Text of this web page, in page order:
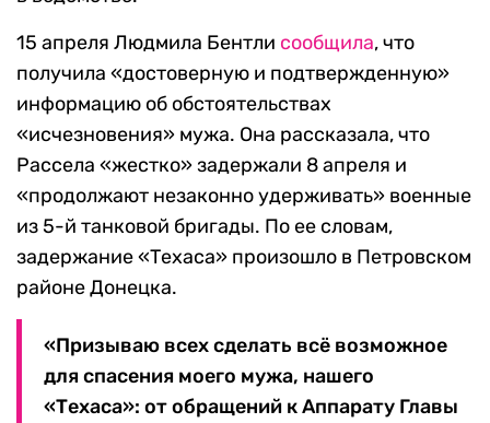
15 апреля Людмила Бентли сообщила, что
получила «достоверную и подтвержденную»
информацию об обстоятельствах
«исчезновения» мужа. Она рассказала, что
Рассела «жестко» задержали 8 апреля и
«продолжают незаконно удерживать» военные
из 5-й танковой бригады. По ее словам,
задержание «Техаса» произошло в Петровском
районе Донецка.
«Призываю всех сделать всё возможное
для спасения моего мужа, нашего
«Техаса»: от обращений к Аппарату Главы